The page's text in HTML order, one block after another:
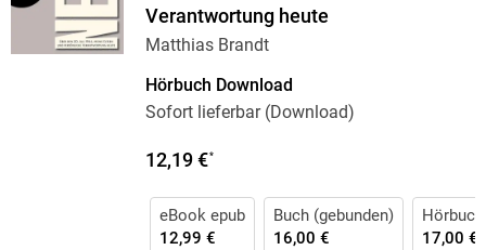
Verantwortung heute
Matthias Brandt
Hörbuch Download
Sofort lieferbar (Download)
12,19 €*
eBook epub
12,99 €
Buch (gebunden)
16,00 €
17,00 €